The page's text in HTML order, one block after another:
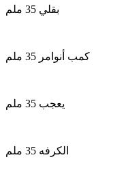
بقلي 35 ملم
كمب أنوامر 35 ملم
يعجب 35 ملم
الكرفه 35 ملم